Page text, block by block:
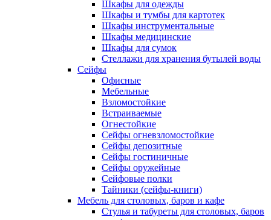
Шкафы для одежды
Шкафы и тумбы для картотек
Шкафы инструментальные
Шкафы медицинские
Шкафы для сумок
Стеллажи для хранения бутылей воды
Сейфы
Офисные
Мебельные
Взломостойкие
Встраиваемые
Огнестойкие
Сейфы огневзломостойкие
Сейфы депозитные
Сейфы гостиничные
Сейфы оружейные
Сейфовые полки
Тайники (сейфы-книги)
Мебель для столовых, баров и кафе
Стулья и табуреты для столовых, баров